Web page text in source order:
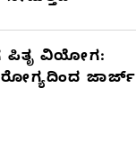
ವಿಯೋಗ:
ಜಾರ್ಜ್